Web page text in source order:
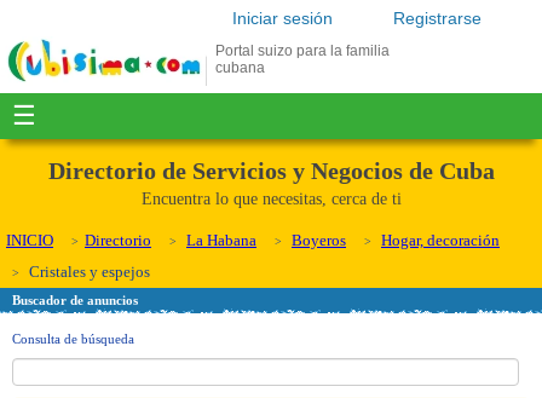
Registrarse
Iniciar sesión
Portal suizo para la familia
cubana
☰
Directorio de Servicios y Negocios de Cuba
Encuentra lo que necesitas, cerca de ti
INICIO Directorio La Habana Boyeros
Hogar, decoración
Cristales y espejos
Buscador de anuncios
Consulta de búsqueda